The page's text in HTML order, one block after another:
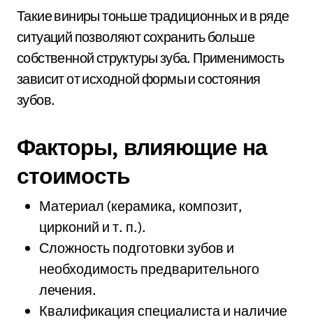
Такие виниры тоньше традиционных и в ряде
ситуаций позволяют сохранить больше
собственной структуры зуба. Применимость
зависит от исходной формы и состояния
зубов.
Факторы, влияющие на
стоимость
Материал (керамика, композит,
цирконий и т. п.).
Сложность подготовки зубов и
необходимость предварительного
лечения.
Квалификация специалиста и наличие